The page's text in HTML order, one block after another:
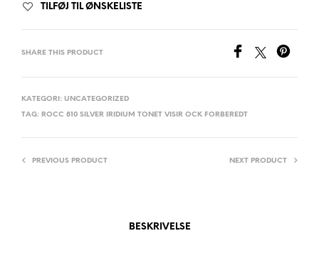
TILFØJ TIL ØNSKELISTE
SHARE THIS PRODUCT
KATEGORI: UNCATEGORIZED
TAG: ROCC 810 SILVER IRIDIUM TONET VISIR OCK FORBEREDT
PREVIOUS PRODUCT NEXT PRODUCT
BESKRIVELSE